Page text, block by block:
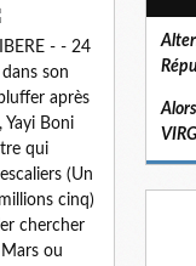
- - 24
son
après
Yayi Boni
qui
(Un
cinq)
chercher
ou